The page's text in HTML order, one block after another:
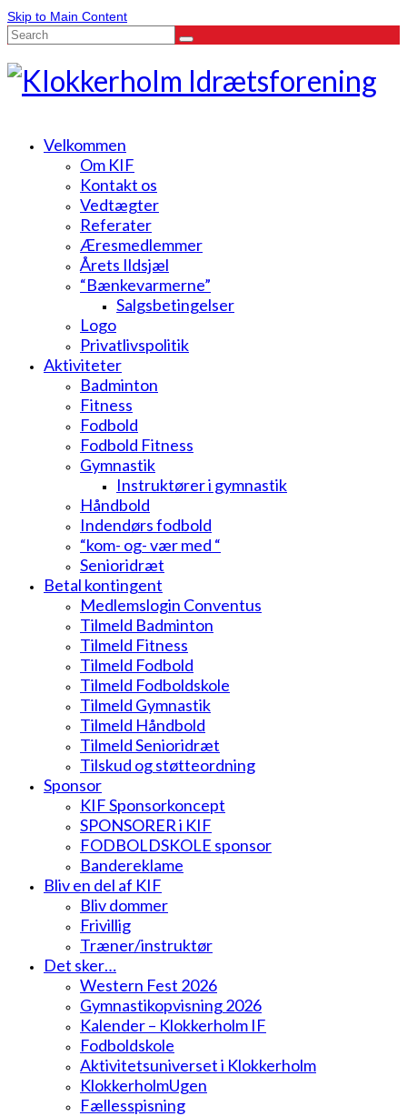
Skip to Main Content
Search
Velkommen
Om KIF
Kontakt os
Vedtægter
Referater
Æresmedlemmer
Årets Ildsjæl
“Bænkevarmerne”
Salgsbetingelser
Logo
Privatlivspolitik
Aktiviteter
Badminton
Fitness
Fodbold
Fodbold Fitness
Gymnastik
Instruktører i gymnastik
Håndbold
Indendørs fodbold
“kom- og- vær med “
Senioridræt
Betal kontingent
Medlemslogin Conventus
Tilmeld Badminton
Tilmeld Fitness
Tilmeld Fodbold
Tilmeld Fodboldskole
Tilmeld Gymnastik
Tilmeld Håndbold
Tilmeld Senioridræt
Tilskud og støtteordning
Sponsor
KIF Sponsorkoncept
SPONSORER i KIF
FODBOLDSKOLE sponsor
Bandereklame
Bliv en del af KIF
Bliv dommer
Frivillig
Træner/instruktør
Det sker…
Western Fest 2026
Gymnastikopvisning 2026
Kalender – Klokkerholm IF
Fodboldskole
Aktivitetsuniverset i Klokkerholm
KlokkerholmUgen
Fællesspisning